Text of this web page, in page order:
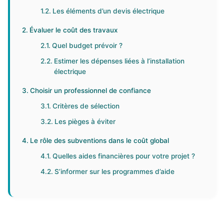
Les éléments d’un devis électrique
Évaluer le coût des travaux
Quel budget prévoir ?
Estimer les dépenses liées à l’installation
électrique
Choisir un professionnel de confiance
Critères de sélection
Les pièges à éviter
Le rôle des subventions dans le coût global
Quelles aides financières pour votre projet ?
S’informer sur les programmes d’aide